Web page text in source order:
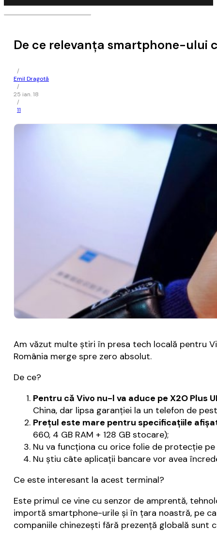
De ce relevanța smartphone-ului
/
Emil Dragotă
/
25 ian. 18
/
11
Am văzut multe știri în presa tech locală pentru
România merge spre zero absolut.
De ce?
Pentru că Vivo nu-l va aduce pe X2O Plus
China, dar lipsa garanției la un telefon de
Prețul este mare pentru specificațiile
660, 4 GB RAM + 128 GB stocare);
Nu va funcționa cu orice folie de protecție
Nu știu câte aplicații bancare vor avea
Ce este interesant la acest terminal?
Este primul ce vine cu senzor de amprentă,
importă smartphone-urile și în țara noastră, pe
companiile chinezești fără prezență globală sunt